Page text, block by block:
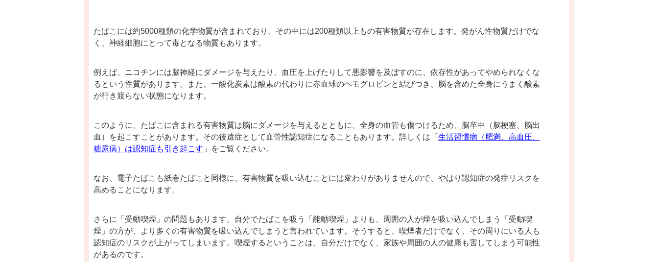
たばこには約5000種類の化学物質が含まれており、その中には200種類以上もの有害物質が存在します。発がん性物質だけでな
く、神経細胞にとって毒となる物質もあります。
例えば、ニコチンには脳神経にダメージを与えたり、血圧を 上げたりして悪影響を及ぼすのに、 依存性があってやめられなくな
るという性質があります。また、一酸化炭素は酸素の代わりに赤血球のヘモグロビンと結びつき、脳を含めた全身にうまく酸素
が行き渡らない状態になります。
このように、たばこに含まれる有害物質は脳にダメージを与えるとともに、全身の血管も傷つけるため、脳卒中（脳梗塞、脳出
血）を起こすことがあります。その後遺症として血管性認知症になることもあります。詳しくは「 生活習慣病（肥満、高血圧、
糖尿病）は認知症も引き起こす 」をご覧ください。
なお、電子たばこも紙巻たばこと同様に、有害物質を吸い込むことには変わりがありませんので、やはり認知症の発症リスクを
高めることになります。
さらに「受動喫煙」の問題もあります。自分でたばこを吸う「能動喫煙」よりも、周囲の人が煙を吸い込んでしまう「受動喫
煙」の方が、より多くの有害物質を吸い込んでしまうと言われています。そうすると、喫煙者だけでなく、その周りにいる人も
認知症のリスクが上がってしまいます。喫煙するということは、自分だけでなく、家族や周囲の人の健康も害してしまう可能性
があるのです。